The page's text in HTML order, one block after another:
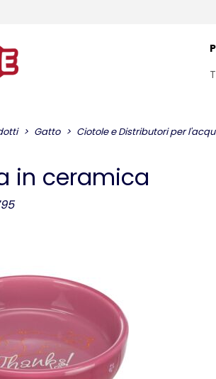
Gatto Ciotole e Distributori per
in ceramica